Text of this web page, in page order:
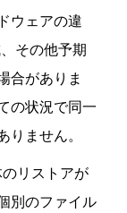
ウェアの違
その他予期
合がありま
の状況で同一
ません。
リストアが
別のファイル